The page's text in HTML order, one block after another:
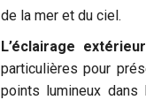
de la mer et du ciel.
L’éclairage
particulières pour
points lumineux